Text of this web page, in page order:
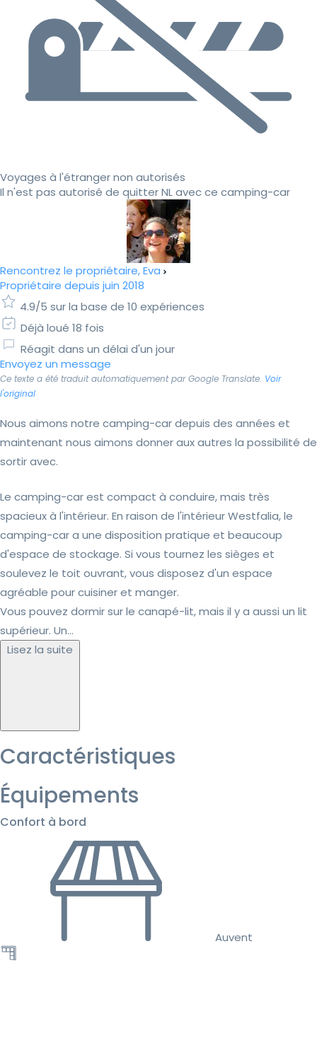
Voyages à l'étranger non autorisés
Il n'est pas autorisé de quitter NL avec ce camping-car
Rencontrez le propriétaire, Eva
Propriétaire depuis juin 2018
4.9/5 sur la base de 10 expériences
Déjà loué 18 fois
Réagit dans un délai d'un jour
Envoyez un message
Ce texte a été traduit automatiquement par Google Translate. Voir
l'original
Nous aimons notre camping-car depuis des années et
maintenant nous aimons donner aux autres la possibilité de
sortir avec.
Le camping-car est compact à conduire, mais très
spacieux à l'intérieur. En raison de l'intérieur Westfalia, le
camping-car a une disposition pratique et beaucoup
d'espace de stockage. Si vous tournez les sièges et
soulevez le toit ouvrant, vous disposez d'un espace
agréable pour cuisiner et manger.
Vous pouvez dormir sur le canapé-lit, mais il y a aussi un lit
supérieur. Un...
Lisez la suite
Caractéristiques
Équipements
Confort à bord
Auvent